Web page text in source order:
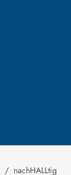
nachHALLtig